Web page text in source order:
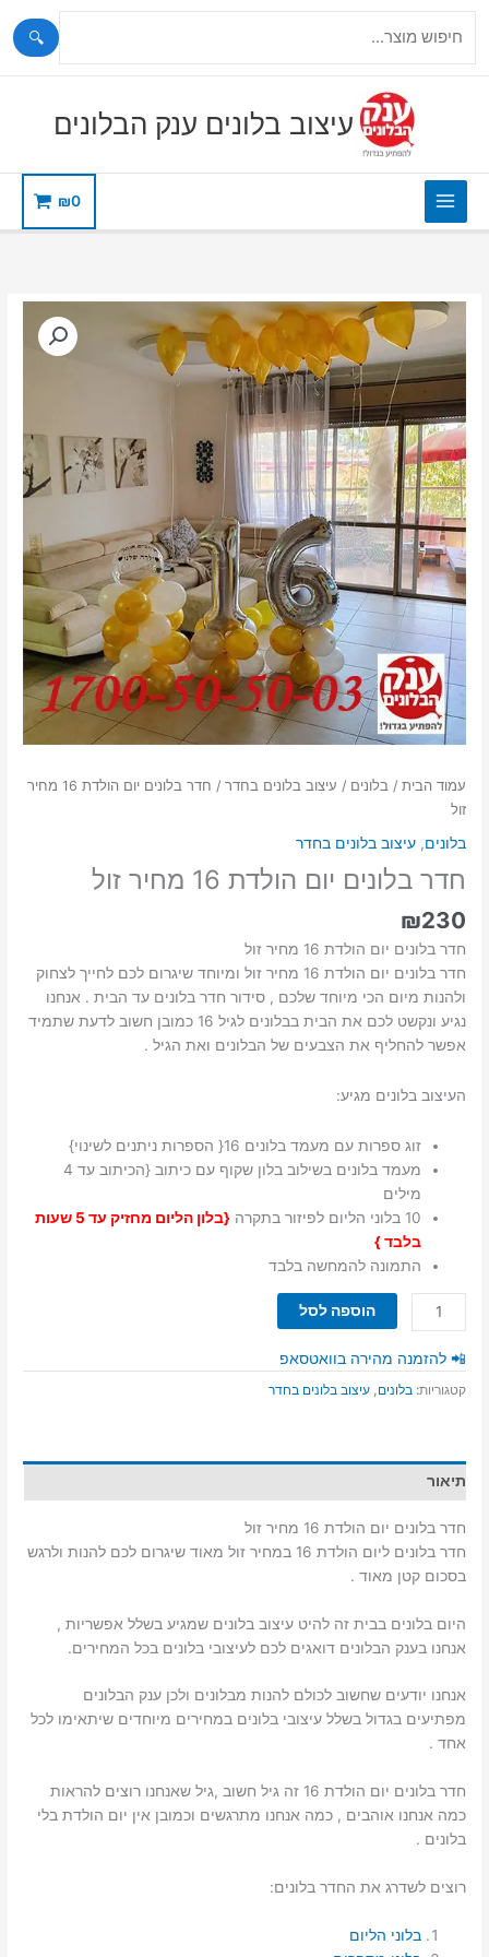
🔍
עיצוב בלונים ענק הבלונים
₪0
עמוד הבית /בלונים / עיצוב בלונים בחדר
/ חדר בלונים יום הולדת 16 מחיר
זול
בלונים,עיצוב בלונים בחדר
חדר בלונים יום הולדת 16 מחיר זול
₪230
חדר בלונים יום הולדת 16 מחיר זול
חדר בלונים יום הולדת 16 מחיר זול ומיוחד שיגרום לכם לחייך לצחוק
ולהנות מיום הכי מיוחד שלכם , סידור חדר בלונים עד הבית . אנחנו
נגיע ונקשט לכם את הבית בבלונים לגיל 16 כמובן חשוב לדעת שתמיד
אפשר להחליף את הצבעים של הבלונים ואת הגיל .
העיצוב בלונים מגיע:
זוג ספרות עם מעמד בלונים 16{ הספרות ניתנים לשינוי}
מעמד בלונים בשילוב בלון שקוף עם כיתוב {הכיתוב עד 4
מילים
10 בלוני הליום לפיזור בתקרה
{בלון הליום מחזיק עד 5 שעות
בלבד }
התמונה להמחשה בלבד
כמות
של
חדר
בלונים
יום
הוספה לסל
📲 להזמנה מהירה בוואטסאפ
קטגוריות: בלונים ,עיצוב בלונים בחדר
תיאור
חדר בלונים יום הולדת 16 מחיר זול
חדר בלונים ליום הולדת 16 במחיר זול מאוד שיגרום לכם להנות ולרגש
בסכום קטן מאוד .
היום בלונים בבית זה להיט עיצוב בלונים שמגיע בשלל אפשריות ,
אנחנו בענק הבלונים דואגים לכם לעיצובי בלונים בכל המחירים.
אנחנו יודעים שחשוב לכולם להנות מבלונים ולכן ענק הבלונים
מפתיעים בגדול בשלל עיצובי בלונים במחירים מיוחדים שיתאימו לכל
אחד .
חדר בלונים יום הולדת 16 זה גיל חשוב ,גיל שאנחנו רוצים להראות
כמה אנחנו אוהבים , כמה אנחנו מתרגשים וכמובן אין יום הולדת בלי
בלונים .
רוצים לשדרג את החדר בלונים:
בלוני הליום